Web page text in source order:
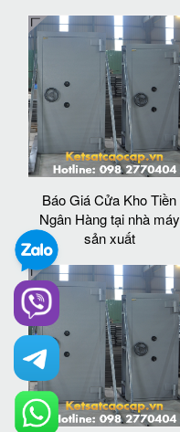
Báo Giá Cửa Kho Tiền
Ngân Hàng tại nhà máy
sản xuất